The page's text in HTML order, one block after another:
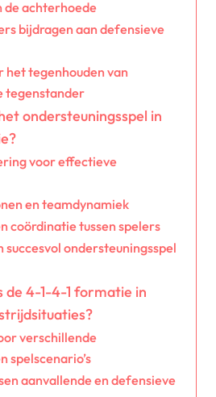
de achterhoede
bijdragen aan defensieve
het tegenhouden van
tegenstander
ondersteuningsspel in
voor effectieve
en teamdynamiek
coördinatie tussen spelers
succesvol ondersteuningsspel
de 4-1-4-1 formatie in
verschillende
spelscenario’s
aanvallende en defensieve